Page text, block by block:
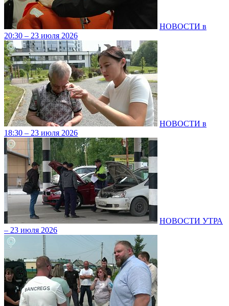
НОВОСТИ в
20:30 – 23 июля 2026
НОВОСТИ в
18:30 – 23 июля 2026
НОВОСТИ УТРА
– 23 июля 2026